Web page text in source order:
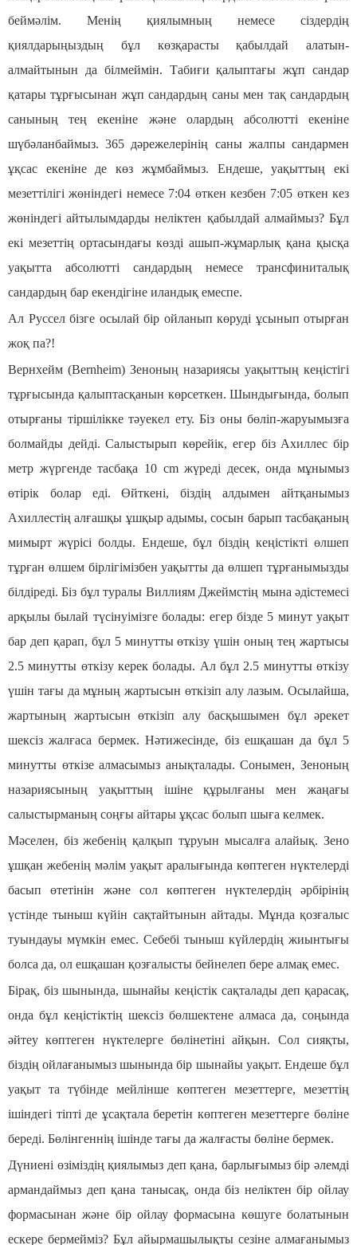
беймәлім. Менің қиялымның немесе сіздердің
қиялдарыңыздың бұл көзқарасты қабылдай алатын-
алмайтынын да білмеймін. Табиғи қалыптағы жұп сандар
қатары тұрғысынан жұп сандардың саны мен тақ сандардың
санының тең екеніне және олардың абсолютті екеніне
шүбәланбаймыз. 365 дәрежелерінің саны жалпы сандармен
ұқсас екеніне де көз жұмбаймыз. Ендеше, уақыттың екі
мезеттілігі жөніндегі немесе 7:04 өткен кезбен 7:05 өткен кез
жөніндегі айтылымдарды неліктен қабылдай алмаймыз? Бұл
екі мезеттің ортасындағы көзді ашып-жұмарлық қана қысқа
уақытта абсолютті сандардың немесе трансфиниталық
сандардың бар екендігіне иландық емеспе.
Ал Руссел бізге осылай бір ойланып көруді ұсынып отырған
жоқ па?!
Вернхейм (Вernheim) Зеноның назариясы уақыттың кеңістігі
тұрғысында қалыптасқанын көрсеткен. Шындығында, болып
отырғаны тіршілікке тәуекел ету. Біз оны бөліп-жаруымызға
болмайды дейді. Салыстырып көрейік, егер біз Ахиллес бір
метр жүргенде тасбақа 10 cm жүреді десек, онда мұнымыз
өтірік болар еді. Өйткені, біздің алдымен айтқанымыз
Ахиллестің алғашқы ұшқыр адымы, сосын барып тасбақаның
мимырт жүрісі болды. Ендеше, бұл біздің кеңістікті өлшеп
тұрған өлшем бірлігімізбен уақытты да өлшеп тұрғанымызды
білдіреді. Біз бұл туралы Виллиям Джеймстің мына әдістемесі
арқылы былай түсінуімізге болады: егер бізде 5 минут уақыт
бар деп қарап, бұл 5 минутты өткізу үшін оның тең жартысы
2.5 минутты өткізу керек болады. Ал бұл 2.5 минутты өткізу
үшін тағы да мұның жартысын өткізіп алу лазым. Осылайша,
жартының жартысын өткізіп алу басқышымен бұл әрекет
шексіз жалғаса бермек. Нәтижесінде, біз ешқашан да бұл 5
минутты өткізе алмасымыз анықталады. Сонымен, Зеноның
назариясының уақыттың ішіне құрылғаны мен жаңағы
салыстырманың соңғы айтары ұқсас болып шыға келмек.
Мәселен, біз жебенің қалқып тұруын мысалға алайық. Зено
ұшқан жебенің мәлім уақыт аралығында көптеген нүктелерді
басып өтетінін және сол көптеген нүктелердің әрбірінің
үстінде тыныш күйін сақтайтынын айтады. Мұнда қозғалыс
туындауы мүмкін емес. Себебі тыныш күйлердің жиынтығы
болса да, ол ешқашан қозғалысты бейнелеп бере алмақ емес.
Бірақ, біз шынында, шынайы кеңістік сақталады деп қарасақ,
онда бұл кеңістіктің шексіз бөлшектене алмаса да, соңында
әйтеу көптеген нүктелерге бөлінетіні айқын. Сол сияқты,
біздің ойлағанымыз шынында бір шынайы уақыт. Ендеше бұл
уақыт та түбінде мейлінше көптеген мезеттерге, мезеттің
ішіндегі тіпті де ұсақтала беретін көптеген мезеттерге бөліне
береді. Бөлінгеннің ішінде тағы да жалғасты бөліне бермек.
Дүниені өзіміздің қиялымыз деп қана, барлығымыз бір әлемді
армандаймыз деп қана танысақ, онда біз неліктен бір ойлау
формасынан және бір ойлау формасына көшуге болатынын
ескере бермейміз? Бұл айырмашылықты сезіне алмағанымыз